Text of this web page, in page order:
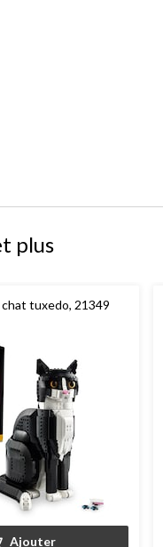
plus
chat tuxedo, 21349
Ajouter